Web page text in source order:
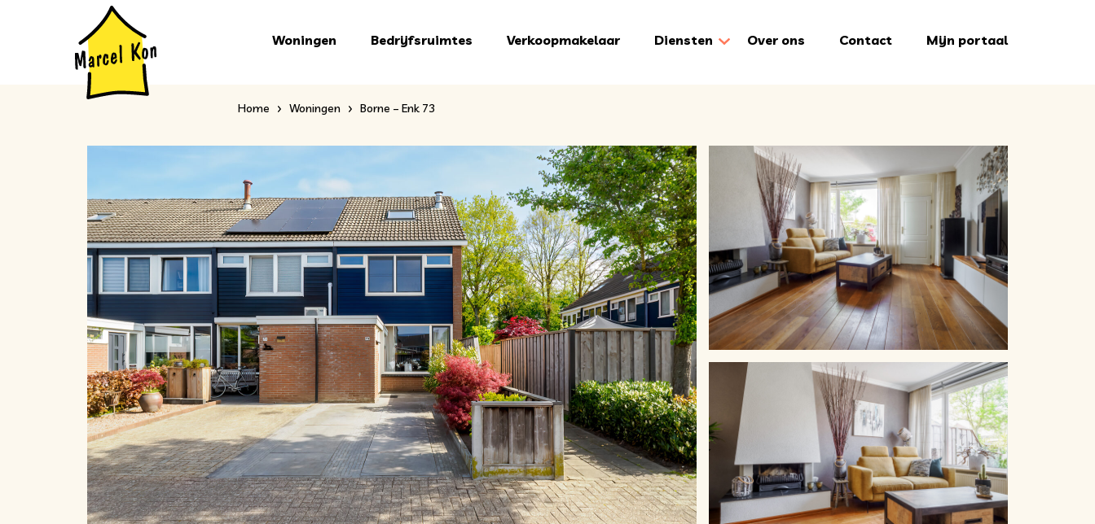
Woningen Bedrijfsruimtes Verkoopmakelaar Diensten Over ons Contact Mijn portaal
Home Woningen Borne – Enk 73